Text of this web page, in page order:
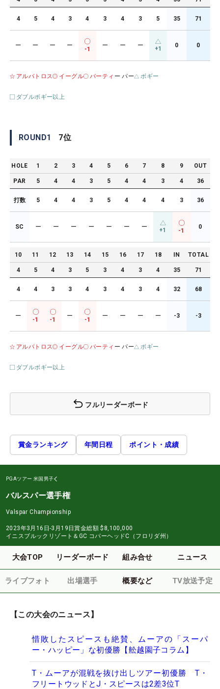
4 5 4 3 4 3 4 3 5 35 71
ー ー ー ー
-1
ー ー ー +1 0 0
アルバトロス イーグル バーティ ー パー ボギー
ダブルボギー以上
ROUND1 7位
HOLE 1 2 3 4 5 6 7 8 9 OUT
PAR 5 4 4 3 5 4 4 3 4 36
打数 5 4 4 3 5 4 4 4 3 36
SC ー ー ー ー ー ー ー +1 -1
0
10 11 12 13 14 15 16 17 18 IN TOTAL
4 5 4 3 5 3 4 3 4 35 71
4 4 3 3 4 3 4 3 4 32 68
ー
-1 -1
ー
-1
ー ー ー ー -3 -3
アルバトロス イーグル バーティ ー パー ボギー
ダブルボギー以上
フルリーダーボード
賞金ランキング 年間日程 ポイント・成績
PGAツアー 米国男子
バルスパー選手権
Valspar Championship
2023年3月16日-3月19日賞金総額 $8,100,000
イニスブルックリゾート＆GC コパーヘッドC（フロリダ州）
大会TOP リーダーボード 組み合せ ニュース
ライブフォト 出場選手 概要など TV放送予定
【この大会のニュース】
惜敗したスピースも絶賛、ムーアの「スーパ
ー・ハッピー」な初優勝【舩越園子コラム】
T・ムーアが混戦を抜け出しツアー初優勝 T・
フリートウッドとJ・スピースは2差3位T